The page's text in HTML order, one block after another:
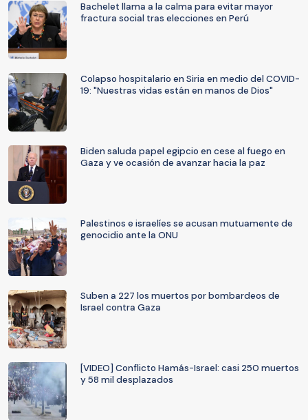
Bachelet llama a la calma para evitar mayor
fractura social tras elecciones en Perú
Colapso hospitalario en Siria en medio del COVID-
19: "Nuestras vidas están en manos de Dios"
Biden saluda papel egipcio en cese al fuego en
Gaza y ve ocasión de avanzar hacia la paz
Palestinos e israelíes se acusan mutuamente de
genocidio ante la ONU
Suben a 227 los muertos por bombardeos de
Israel contra Gaza
[VIDEO] Conflicto Hamás-Israel: casi 250 muertos
y 58 mil desplazados